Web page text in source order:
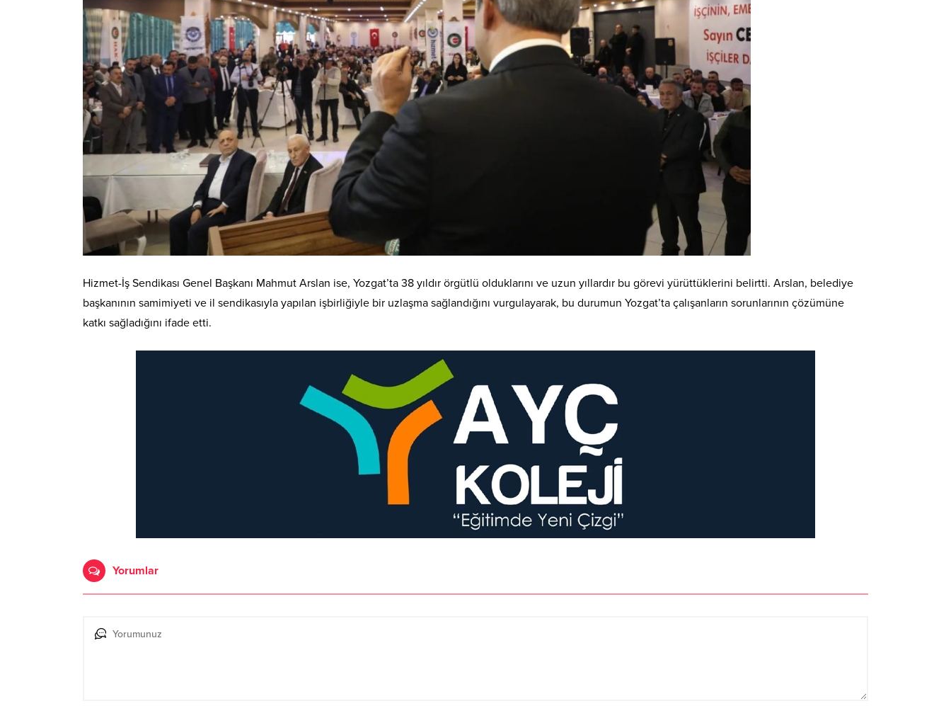
Hizmet-İş Sendikası Genel Başkanı Mahmut Arslan ise, Yozgat’ta 38 yıldır örgütlü olduklarını ve uzun yıllardır bu görevi yürüttüklerini belirtti. Arslan, belediye
başkanının samimiyeti ve il sendikasıyla yapılan işbirliğiyle bir uzlaşma sağlandığını vurgulayarak, bu durumun Yozgat’ta çalışanların sorunlarının çözümüne
katkı sağladığını ifade etti.
Yorumlar